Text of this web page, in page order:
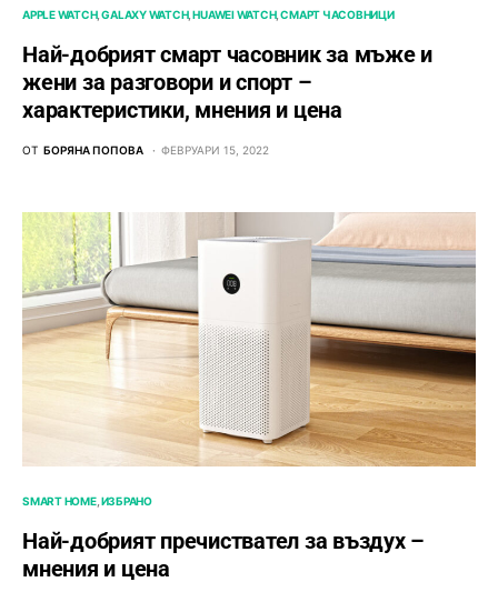
APPLE WATCH GALAXY WATCH HUAWEI WATCH СМАРТ ЧАСОВНИЦИ
Най-добрият смарт часовник за мъже и
жени за разговори и спорт –
характеристики, мнения и цена
ОТ БОРЯНА ПОПОВА ФЕВРУАРИ 15, 2022
SMART HOME ИЗБРАНО
Най-добрият пречиствател за въздух –
мнения и цена